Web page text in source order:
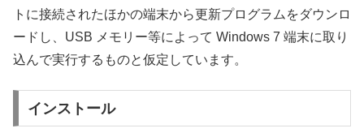
トに接続されたほかの端末から更新プログラムをダウンロ
ードし、USB メモリー等によって Windows 7 端末に取り
込んで実行するものと仮定しています。
インストール